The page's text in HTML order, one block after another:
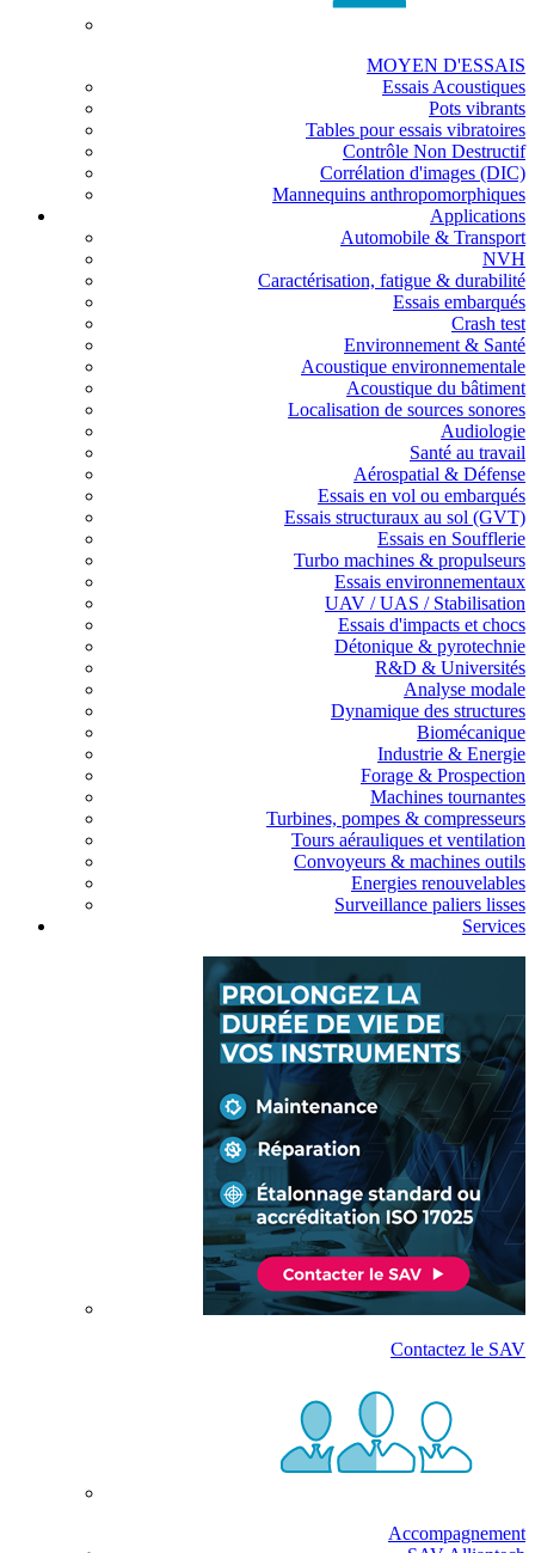
MOYEN D'ESSAIS
Essais Acoustiques
Pots vibrants
Tables pour essais vibratoires
Contrôle Non Destructif
Corrélation d'images (DIC)
Mannequins anthropomorphiques
Applications
Automobile & Transport
NVH
Caractérisation, fatigue & durabilité
Essais embarqués
Crash test
Environnement & Santé
Acoustique environnementale
Acoustique du bâtiment
Localisation de sources sonores
Audiologie
Santé au travail
Aérospatial & Défense
Essais en vol ou embarqués
Essais structuraux au sol (GVT)
Essais en Soufflerie
Turbo machines & propulseurs
Essais environnementaux
UAV / UAS / Stabilisation
Essais d'impacts et chocs
Détonique & pyrotechnie
R&D & Universités
Analyse modale
Dynamique des structures
Biomécanique
Industrie & Energie
Forage & Prospection
Machines tournantes
Turbines, pompes & compresseurs
Tours aérauliques et ventilation
Convoyeurs & machines outils
Energies renouvelables
Surveillance paliers lisses
Services
Contactez le SAV
Accompagnement